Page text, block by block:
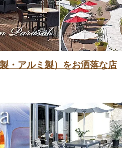
・アルミ製）をお洒落な店